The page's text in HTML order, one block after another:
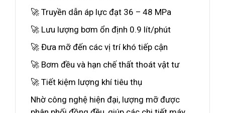
🚀 Truyền dẫn áp lực đạt 36 – 48 MPa
🚀 Lưu lượng bơm ổn định 0.9 lít/phút
🚀 Đưa mỡ đến các vị trí khó tiếp cận
🚀 Bơm đều và hạn chế thất thoát vật tư
🚀 Tiết kiệm lượng khí tiêu thụ
Nhờ công nghệ hiện đại, lượng mỡ được